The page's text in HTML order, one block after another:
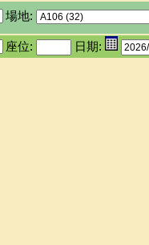
場地:
座位: 日期: